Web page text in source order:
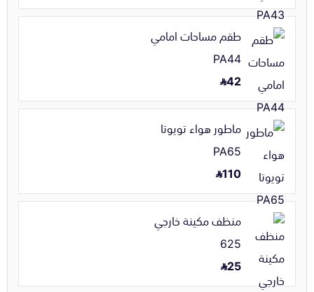
طقم مساحات امامي
PA44
42
ماطور هواء تويوتا
PA65
110
منظف مكينة خارجي
625
25